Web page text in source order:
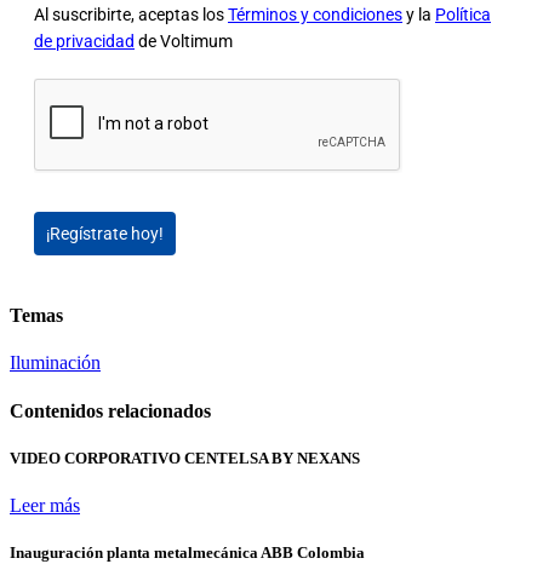
Al suscribirte, aceptas losTérminos y condicionesy la Política
de privacidad de Voltimum
¡Regístrate hoy!
Temas
Iluminación
Contenidos relacionados
VIDEO CORPORATIVO CENTELSA BY NEXANS
Leer más
Inauguración planta metalmecánica ABB Colombia